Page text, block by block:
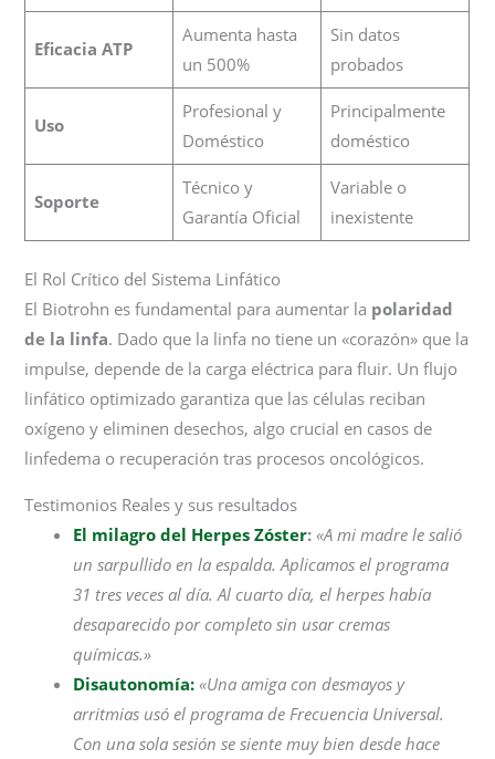
Eficacia ATP
Aumenta hasta
un 500%
Sin datos
probados
Uso
Profesional y
Doméstico
Principalmente
doméstico
Soporte
Técnico y
Garantía Oficial
Variable o
inexistente
El Rol Crítico del Sistema Linfático
El Biotrohn es fundamental para aumentar la polaridad
de la linfa. Dado que la linfa no tiene un «corazón» que la
impulse, depende de la carga eléctrica para fluir. Un flujo
linfático optimizado garantiza que las células reciban
oxígeno y eliminen desechos, algo crucial en casos de
linfedema o recuperación tras procesos oncológicos.
Testimonios Reales y sus resultados
El milagro del Herpes Zóster: «A mi madre le salió
un sarpullido en la espalda. Aplicamos el programa
31 tres veces al día. Al cuarto día, el herpes había
desaparecido por completo sin usar cremas
químicas.»
Disautonomía: «Una amiga con desmayos y
arritmias usó el programa de Frecuencia Universal.
Con una sola sesión se siente muy bien desde hace